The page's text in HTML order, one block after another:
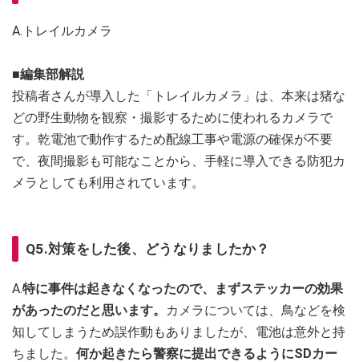
A.トレイルカメラ
■編集部解説
投稿者さんが導入した「トレイルカメラ」は、本来は猪な
どの野生動物を観察・撮影するために使われるカメラで
す。乾電池で動作するため配線工事や電源の確保が不要
で、夜間撮影も可能なことから、手軽に導入できる防犯カ
メラとしても利用されています。
Q5.対策をした後、どうなりましたか？
A.特に事件は起きなくなったので、まずステッカーの効果
があったのだと思います。
カメラについては、鳥などを検
知してしまうため誤作動もありましたが、電池は意外と持
ちました。 何か起きたら警察に提出できるようにSDカー